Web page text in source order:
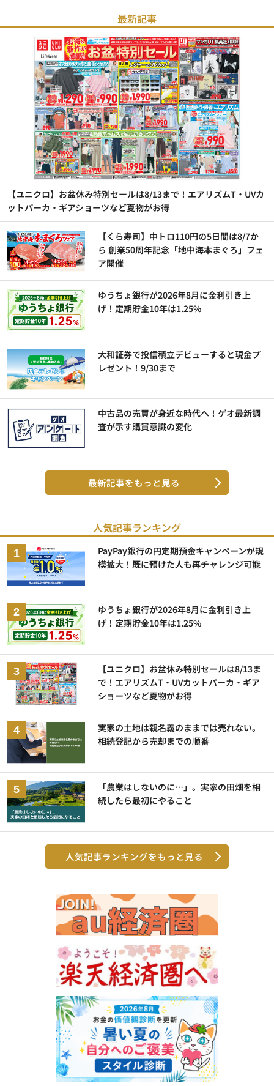
最新記事
【ユニクロ】お盆休み特別セールは8/13まで！エアリズムT・UVカ
ットパーカ・ギアショーツなど夏物がお得
【くら寿司】中トロ110円の5日間は8/7か
ら 創業50周年記念「地中海本まぐろ」フェ
ア開催
ゆうちょ銀行が2026年8月に金利引き上
げ！定期貯金10年は1.25%
大和証券で投信積立デビューすると現金プ
レゼント！9/30まで
中古品の売買が身近な時代へ！ゲオ最新調
査が示す購買意識の変化
最新記事をもっと見る
人気記事ランキング
PayPay銀行の円定期預金キャンペーンが規
模拡大！既に預けた人も再チャレンジ可能
ゆうちょ銀行が2026年8月に金利引き上
げ！定期貯金10年は1.25%
【ユニクロ】お盆休み特別セールは8/13ま
で！エアリズムT・UVカットパーカ・ギア
ショーツなど夏物がお得
実家の土地は親名義のままでは売れない。
相続登記から売却までの順番
「農業はしないのに…」。実家の田畑を相
続したら最初にやること
人気記事ランキングをもっと見る